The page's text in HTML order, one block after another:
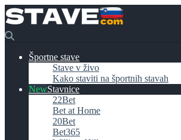
Športne stave
Stave v živo
Kako staviti na športnih stavah
Stavnice
22Bet
Bet at Home
20Bet
Bet365